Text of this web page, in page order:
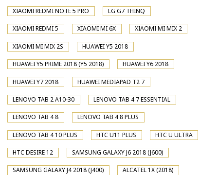
XIAOMI REDMI NOTE 5 PRO LG G7 THINQ
XIAOMI REDMI 5 XIAOMI MI 6X XIAOMI MI MIX 2
XIAOMI MI MIX 2S HUAWEI Y5 2018
HUAWEI Y5 PRIME 2018 (Y5 2018) HUAWEI Y6 2018
HUAWEI Y7 2018 HUAWEI MEDIAPAD T2 7
LENOVO TAB 2 A10-30 LENOVO TAB 4 7 ESSENTIAL
LENOVO TAB 4 8 LENOVO TAB 4 8 PLUS
LENOVO TAB 4 10 PLUS HTC U11 PLUS HTC U ULTRA
HTC DESIRE 12 SAMSUNG GALAXY J6 2018 (J600)
SAMSUNG GALAXY J4 2018 (J400) ALCATEL 1X (2018)